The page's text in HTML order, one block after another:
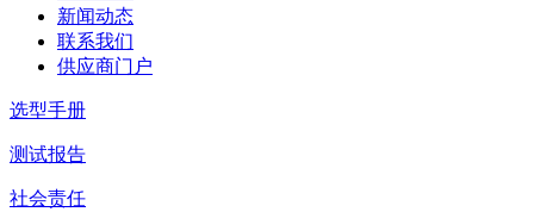
新闻动态
联系我们
供应商门户
选型手册
测试报告
社会责任